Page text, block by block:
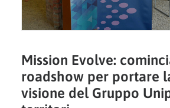
Mission Evolve:
roadshow per portare
visione del Gruppo